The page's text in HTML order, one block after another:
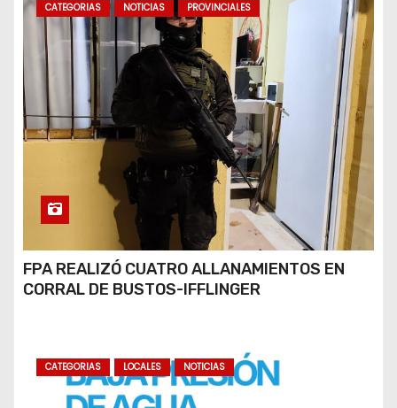
CATEGORIAS NOTICIAS PROVINCIALES
FPA REALIZÓ CUATRO ALLANAMIENTOS EN
CORRAL DE BUSTOS-IFFLINGER
CATEGORIAS LOCALES NOTICIAS